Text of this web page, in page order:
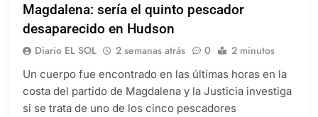
Magdalena: sería el quinto pescador
desaparecido en Hudson
Diario EL SOL 2 semanas atrás 0 2 minutos
Un cuerpo fue encontrado en las últimas horas en la
costa del partido de Magdalena y la Justicia investiga
si se trata de uno de los cinco pescadores